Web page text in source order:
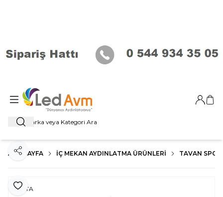
Ara
Giriş
ANA SAYFA İÇ MEKAN AYDINLATMA ÜRÜNLERI TAVAN SPOT
Favoriye Ekle
Paylaş
CATA